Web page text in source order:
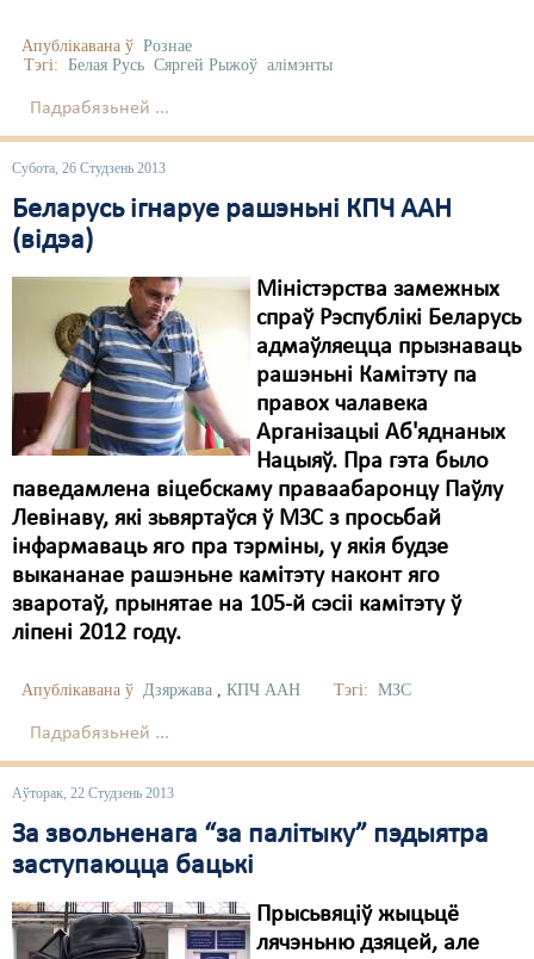
Апублікавана ў Рознае
Тэгі: Белая Русь Сяргей Рыжоў алімэнты
Падрабязьней ...
Субота, 26 Студзень 2013
Беларусь ігнаруе рашэньні КПЧ ААН
(відэа)
Міністэрства замежных
спраў Рэспублікі Беларусь
адмаўляецца прызнаваць
рашэньні Камітэту па
правох чалавека
Арганізацыі Аб'яднаных
Нацыяў. Пра гэта было
паведамлена віцебскаму праваабаронцу Паўлу
Левінаву, які зьвяртаўся ў МЗС з просьбай
інфармаваць яго пра тэрміны, у якія будзе
выкананае рашэньне камітэту наконт яго
зваротаў, прынятае на 105-й сэсіі камітэту ў
ліпені 2012 году.
Апублікавана ў Дзяржава , КПЧ ААН Тэгі: МЗС
Падрабязьней ...
Аўторак, 22 Студзень 2013
За звольненага “за палітыку” пэдыятра
заступаюцца бацькі
Прысьвяціў жыцьцё
лячэньню дзяцей, але
Экалёгія
Правы працоўных
Сацыяльныя правы